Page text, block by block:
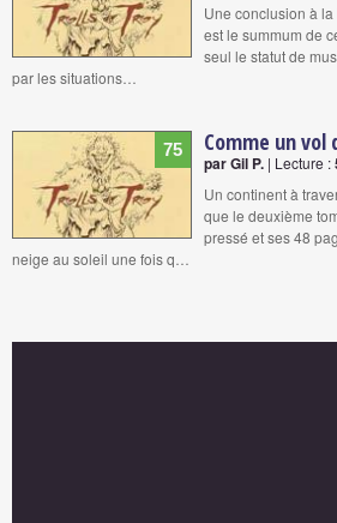
Une conclusion à
est le summum de
seul le statut de
par les situations…
75 Comme un vol
par Gil P. | Lecture :
Un continent à
que le deuxième
pressé et ses 48
neige au soleil une fois q…